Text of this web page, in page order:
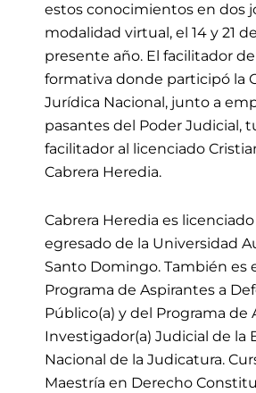
estos conocimientos en dos
modalidad virtual, el 14 y 21
presente año. El facilitador
formativa donde participó la
Jurídica Nacional, junto a
pasantes del Poder Judicial,
facilitador al licenciado
Cabrera Heredia.
Cabrera Heredia es
egresado de la Universidad
Santo Domingo. También es
Programa de Aspirantes a
Público(a) y del Programa de
Investigador(a) Judicial de la
Nacional de la Judicatura.
Maestría en Derecho